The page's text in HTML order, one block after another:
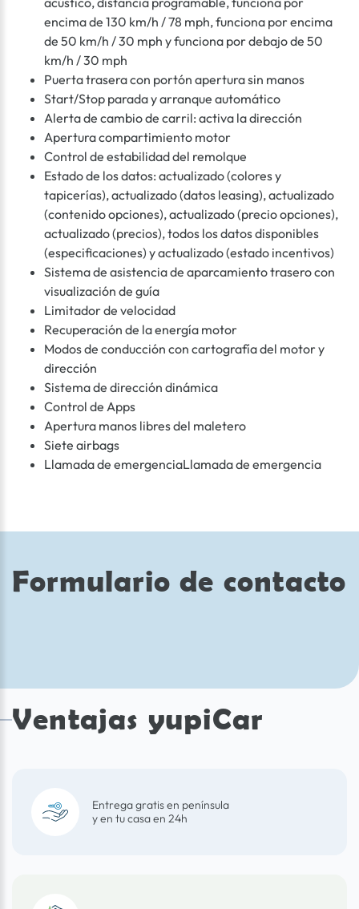
encima de 130 km/h / 78 mph, funciona por encima
de 50 km/h / 30 mph y funciona por debajo de 50
km/h / 30 mph
Puerta trasera con portón apertura sin manos
Start/Stop parada y arranque automático
Alerta de cambio de carril: activa la dirección
Apertura compartimiento motor
Control de estabilidad del remolque
Estado de los datos: actualizado (colores y
tapicerías), actualizado (datos leasing), actualizado
(contenido opciones), actualizado (precio opciones),
actualizado (precios), todos los datos disponibles
(especificaciones) y actualizado (estado incentivos)
Sistema de asistencia de aparcamiento trasero con
visualización de guía
Limitador de velocidad
Recuperación de la energía motor
Modos de conducción con cartografía del motor y
dirección
Sistema de dirección dinámica
Control de Apps
Apertura manos libres del maletero
Siete airbags
Llamada de emergenciaLlamada de emergencia
Formulario de contacto
Ventajas yupiCar
Entrega gratis en península
y en tu casa en 24h